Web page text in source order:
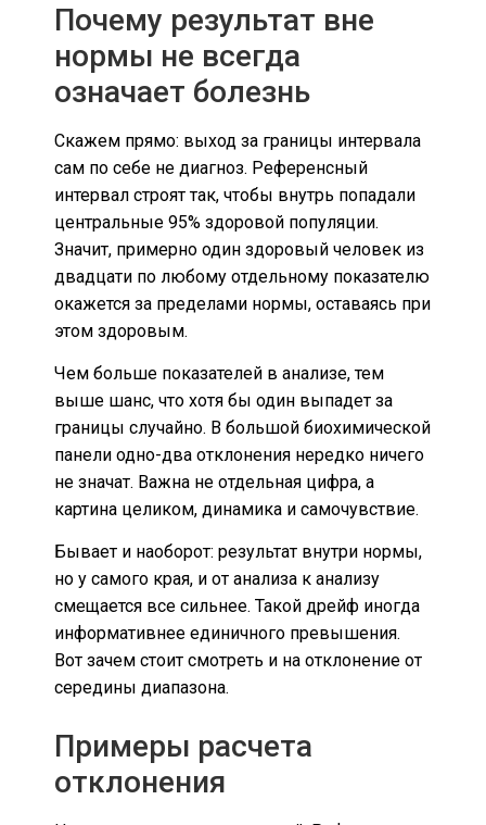
Почему результат вне
нормы не всегда
означает болезнь
Скажем прямо: выход за границы интервала
сам по себе не диагноз. Референсный
интервал строят так, чтобы внутрь попадали
центральные 95% здоровой популяции.
Значит, примерно один здоровый человек из
двадцати по любому отдельному показателю
окажется за пределами нормы, оставаясь при
этом здоровым.
Чем больше показателей в анализе, тем
выше шанс, что хотя бы один выпадет за
границы случайно. В большой биохимической
панели одно-два отклонения нередко ничего
не значат. Важна не отдельная цифра, а
картина целиком, динамика и самочувствие.
Бывает и наоборот: результат внутри нормы,
но у самого края, и от анализа к анализу
смещается все сильнее. Такой дрейф иногда
информативнее единичного превышения.
Вот зачем стоит смотреть и на отклонение от
середины диапазона.
Примеры расчета
отклонения